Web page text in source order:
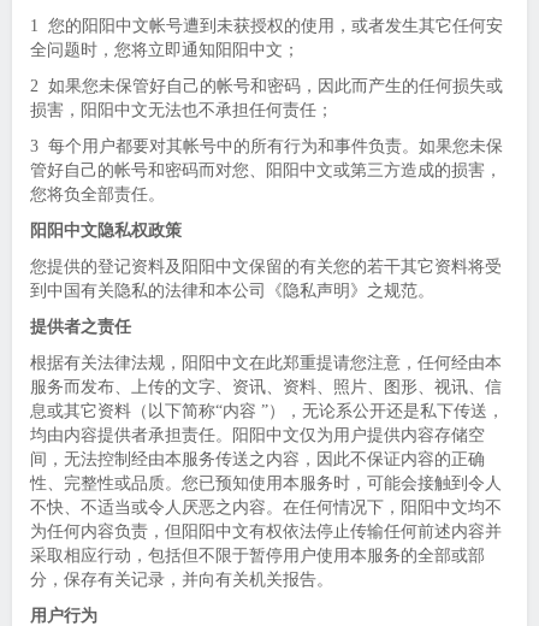
1 您的阳阳中文帐号遭到未获授权的使用，或者发生其它任何安
全问题时，您将立即通知阳阳中文；
2 如果您未保管好自己的帐号和密码，因此而产生的任何损失或
损害，阳阳中文无法也不承担任何责任；
3 每个用户都要对其帐号中的所有行为和事件负责。如果您未保
管好自己的帐号和密码而对您、阳阳中文或第三方造成的损害，
您将负全部责任。
阳阳中文隐私权政策
您提供的登记资料及阳阳中文保留的有关您的若干其它资料将受
到中国有关隐私的法律和本公司《隐私声明》之规范。
提供者之责任
根据有关法律法规，阳阳中文在此郑重提请您注意，任何经由本
服务而发布、上传的文字、资讯、资料、照片、图形、视讯、信
息或其它资料（以下简称“内容 ”），无论系公开还是私下传送，
均由内容提供者承担责任。阳阳中文仅为用户提供内容存储空
间，无法控制经由本服务传送之内容，因此不保证内容的正确
性、完整性或品质。您已预知使用本服务时，可能会接触到令人
不快、不适当或令人厌恶之内容。在任何情况下，阳阳中文均不
为任何内容负责，但阳阳中文有权依法停止传输任何前述内容并
采取相应行动，包括但不限于暂停用户使用本服务的全部或部
分，保存有关记录，并向有关机关报告。
用户行为